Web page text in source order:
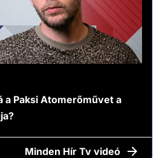
a Paksi Atomerőművet a
Minden Hír Tv videó